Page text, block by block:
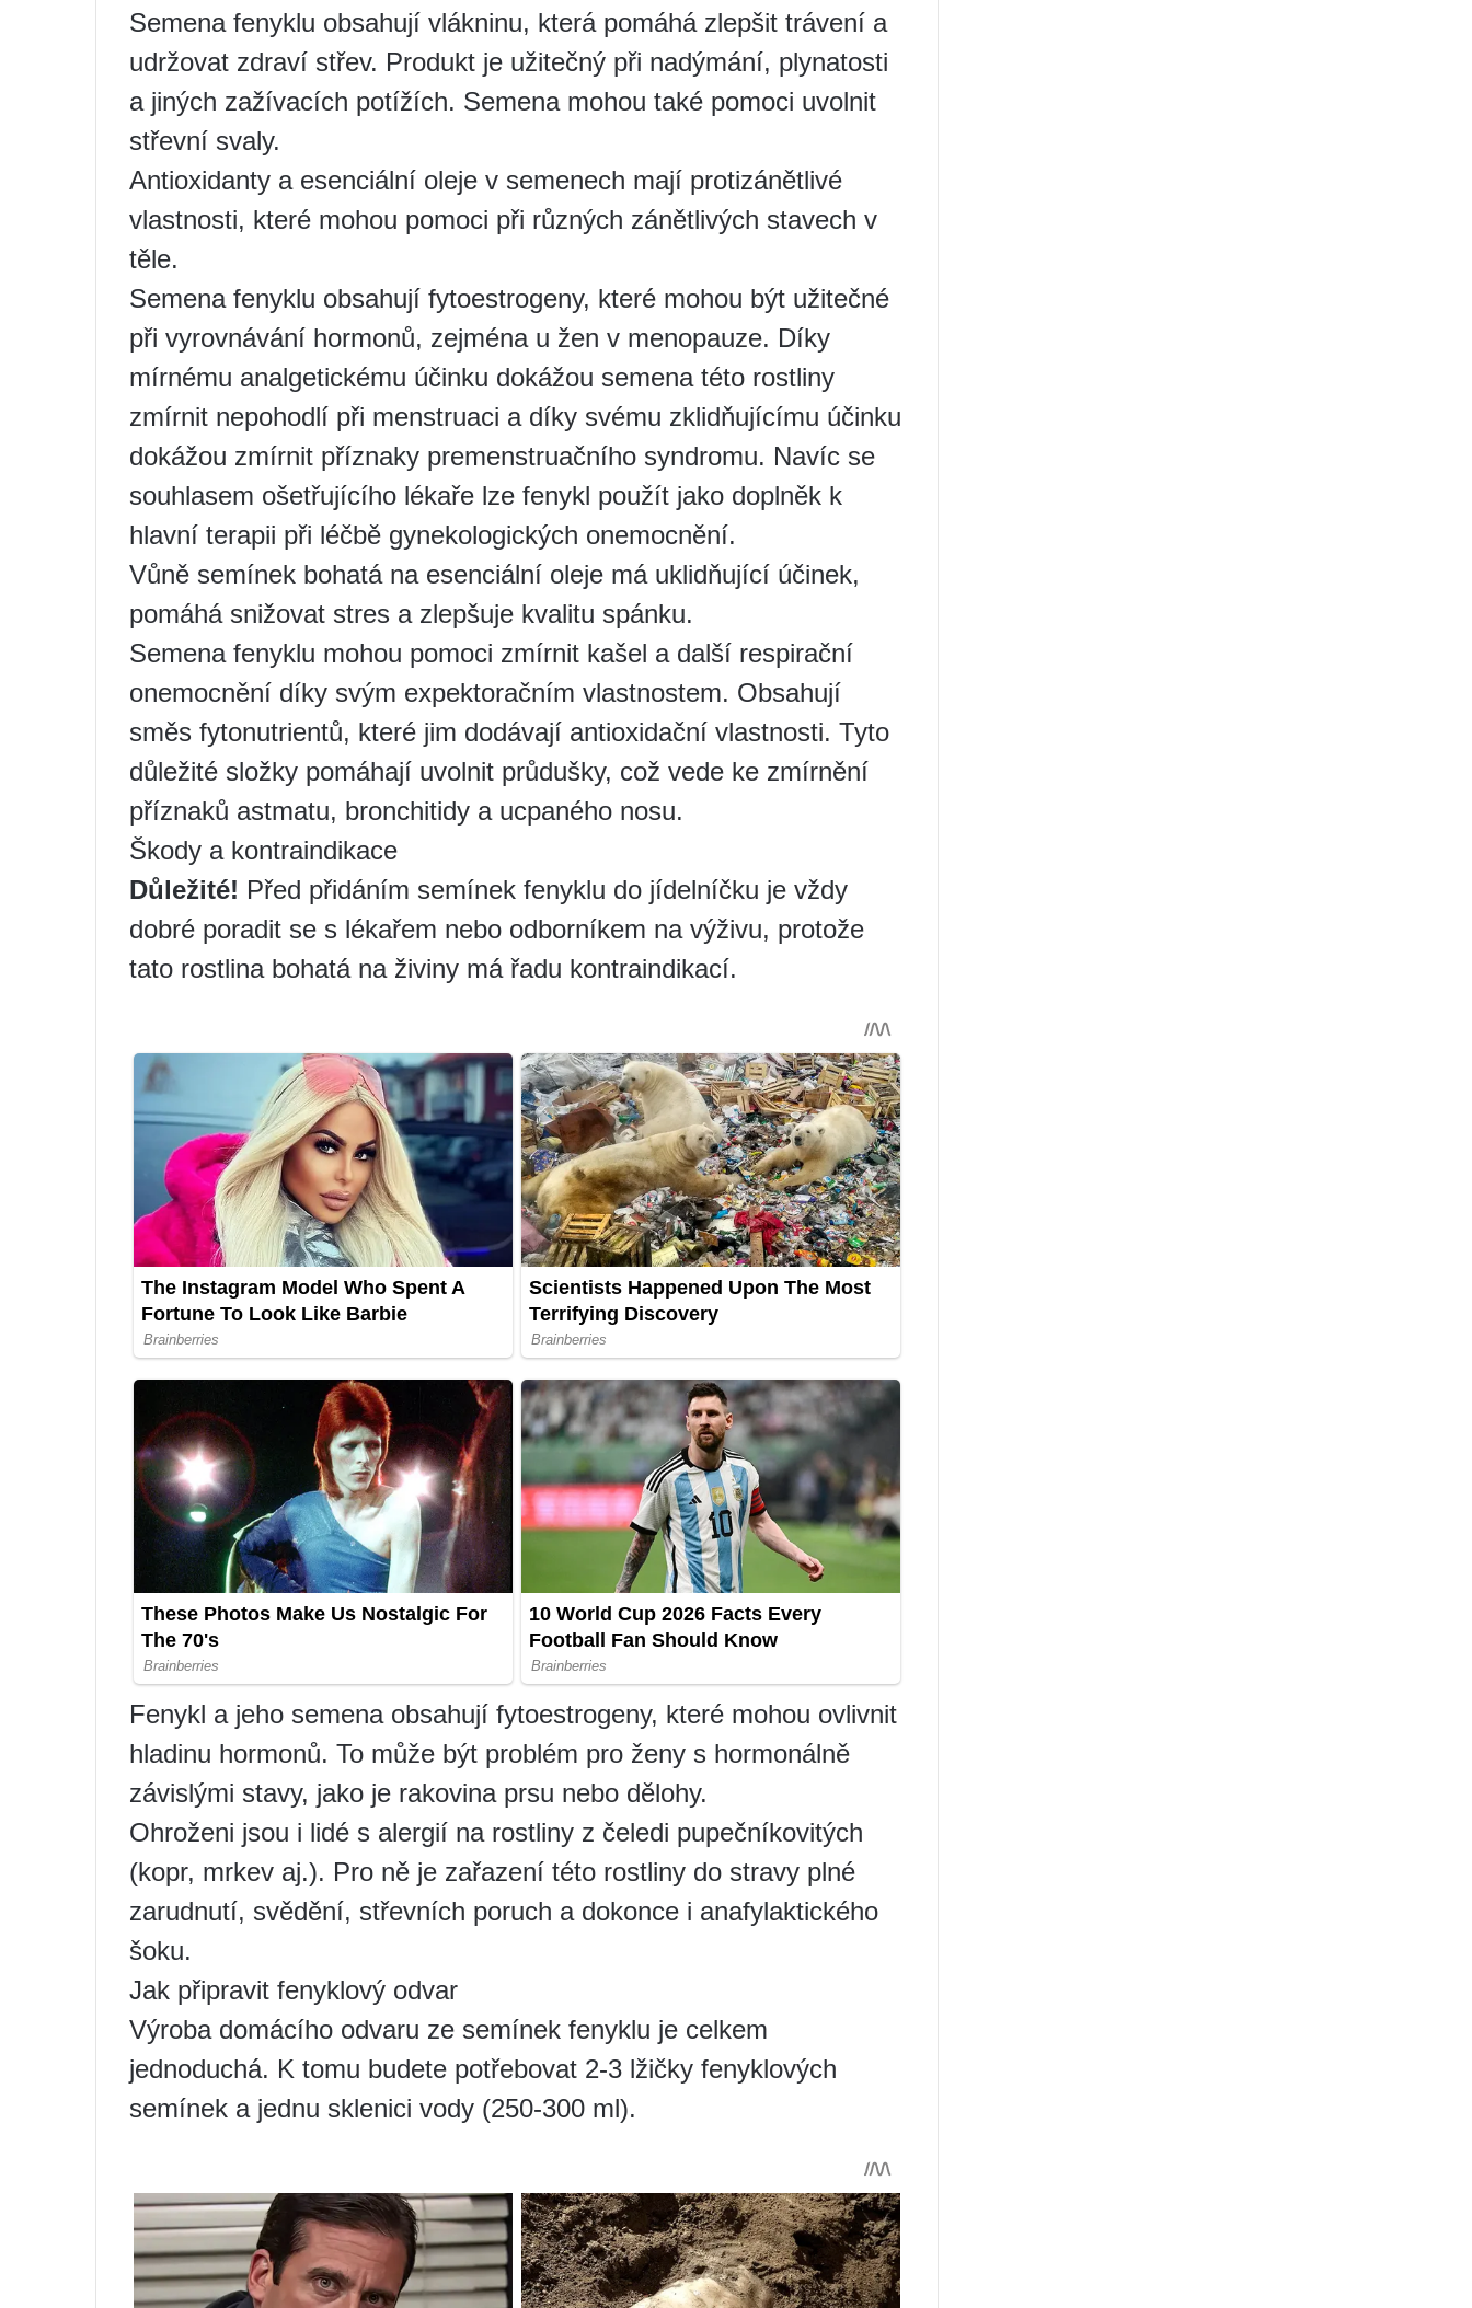
Semena fenyklu obsahují vlákninu, která pomáhá zlepšit trávení a
udržovat zdraví střev. Produkt je užitečný při nadýmání, plynatosti
a jiných zažívacích potížích. Semena mohou také pomoci uvolnit
střevní svaly.
Antioxidanty a esenciální oleje v semenech mají protizánětlivé
vlastnosti, které mohou pomoci při různých zánětlivých stavech v
těle.
Semena fenyklu obsahují fytoestrogeny, které mohou být užitečné
při vyrovnávání hormonů, zejména u žen v menopauze. Díky
mírnému analgetickému účinku dokážou semena této rostliny
zmírnit nepohodlí při menstruaci a díky svému zklidňujícímu účinku
dokážou zmírnit příznaky premenstruačního syndromu. Navíc se
souhlasem ošetřujícího lékaře lze fenykl použít jako doplněk k
hlavní terapii při léčbě gynekologických onemocnění.
Vůně semínek bohatá na esenciální oleje má uklidňující účinek,
pomáhá snižovat stres a zlepšuje kvalitu spánku.
Semena fenyklu mohou pomoci zmírnit kašel a další respirační
onemocnění díky svým expektoračním vlastnostem. Obsahují
směs fytonutrientů, které jim dodávají antioxidační vlastnosti. Tyto
důležité složky pomáhají uvolnit průdušky, což vede ke zmírnění
příznaků astmatu, bronchitidy a ucpaného nosu.
Škody a kontraindikace
Důležité! Před přidáním semínek fenyklu do jídelníčku je vždy
dobré poradit se s lékařem nebo odborníkem na výživu, protože
tato rostlina bohatá na živiny má řadu kontraindikací.
Fenykl a jeho semena obsahují fytoestrogeny, které mohou ovlivnit
hladinu hormonů. To může být problém pro ženy s hormonálně
závislými stavy, jako je rakovina prsu nebo dělohy.
Ohroženi jsou i lidé s alergií na rostliny z čeledi pupečníkovitých
(kopr, mrkev aj.). Pro ně je zařazení této rostliny do stravy plné
zarudnutí, svědění, střevních poruch a dokonce i anafylaktického
šoku.
Jak připravit fenyklový odvar
Výroba domácího odvaru ze semínek fenyklu je celkem
jednoduchá. K tomu budete potřebovat 2-3 lžičky fenyklových
semínek a jednu sklenici vody (250-300 ml).